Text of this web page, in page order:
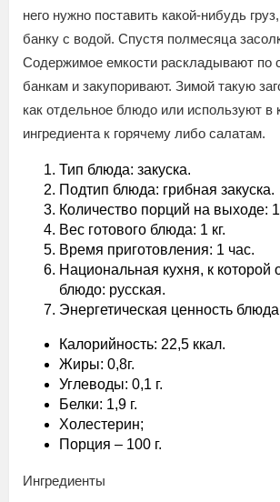
него нужно поставить какой-нибудь
банку с водой. Спустя полмесяца
Содержимое емкости раскладывают по
банкам и закупоривают. Зимой такую
как отдельное блюдо или используют в
ингредиента к горячему либо салатам.
Тип блюда: закуска.
Подтип блюда: грибная закуска.
Количество порций на выходе:
Вес готового блюда: 1 кг.
Время приготовления: 1 час.
Национальная кухня, к которой
блюдо: русская.
Энергетическая ценность
Калорийность: 22,5 ккал.
Жиры: 0,8г.
Углеводы: 0,1 г.
Белки: 1,9 г.
Холестерин;
Порция – 100 г.
Ингредиенты